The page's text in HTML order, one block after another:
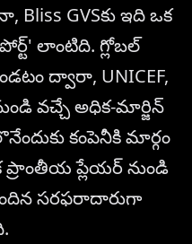
GVSకు ఇది ఒక
లాంటిది. గ్లోబల్
ద్వారా, UNICEF,
వచ్చే అధిక-మార్జిన్
కంపెనీకి మార్గం
ప్రాంతీయ ప్లేయర్ నుండి
పొందిన సరఫరాదారుగా